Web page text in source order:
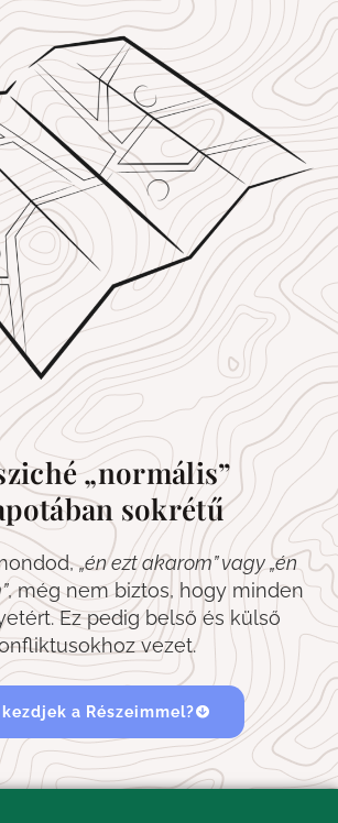
„normális”
sokrétű
„énezt akarom” vagy„én
, még nem biztos, hogy minden
Ez pedig belső és külső
vezet.
kezdjek a Részeimmel?